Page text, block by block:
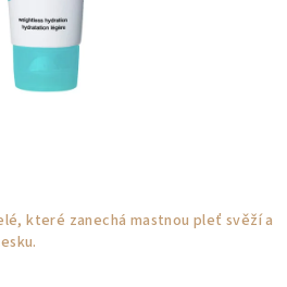
které zanechá mastnou pleť svěží a